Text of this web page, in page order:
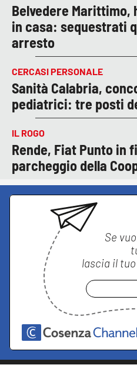
Belvedere Marittimo,
in casa: sequestrati
arresto
CERCASI PERSONALE
Sanità Calabria,
pediatrici: tre posti
IL ROGO
Rende, Fiat Punto in
parcheggio della
Se
lascia il